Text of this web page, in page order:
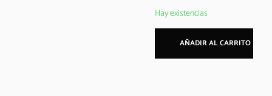
Hay existencias
AÑADIR AL CARRITO